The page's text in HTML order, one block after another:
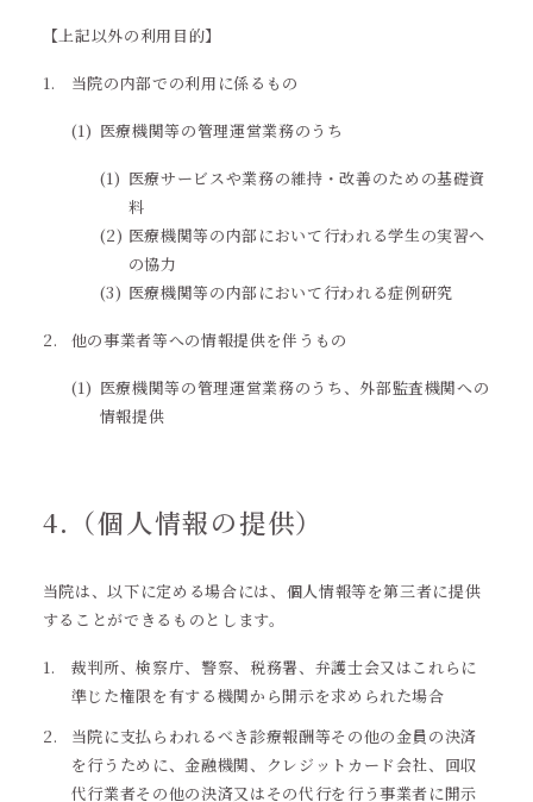
【上記以外の利用目的】
当院の内部での利用に係るもの
医療機関等の管理運営業務のうち
医療サービスや業務の維持・改善のための基礎資
料
医療機関等の内部において行われる学生の実習へ
の協力
医療機関等の内部において行われる症例研究
他の事業者等への情報提供を伴うもの
医療機関等の管理運営業務のうち、外部監査機関への
情報提供
4.（個人情報の提供）
当院は、以下に定める場合には、個人情報等を第三者に提供
することができるものとします。
裁判所、検察庁、警察、税務署、弁護士会又はこれらに
準じた権限を有する機関から開示を求められた場合
当院に支払らわれるべき診療報酬等その他の金員の決済
を行うために、金融機関、クレジットカード会社、回収
代行業者その他の決済又はその代行を行う事業者に開示